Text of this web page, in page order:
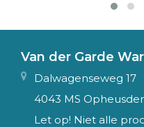
Van der Garde
Dalwagenseweg 17
4043 MS
Let op! Niet alle